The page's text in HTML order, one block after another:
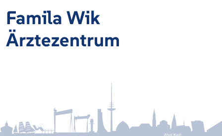
Famila Wik
Ärztezentrum